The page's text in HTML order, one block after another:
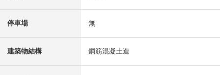
停車場 無
建築物結構 鋼筋混凝土造